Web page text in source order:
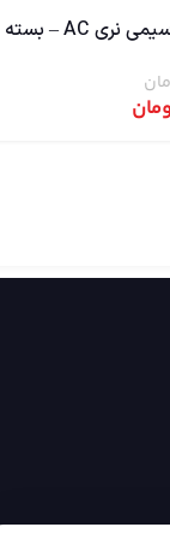
فیش پاور سیمی نری AC – بسته